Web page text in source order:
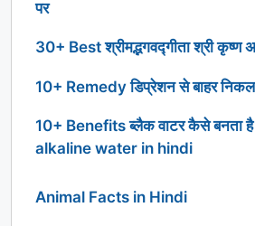
पर
30+ Best श्रीमद्भगवद्गीता श्री कृष्ण
10+ Remedy डिप्रेशन से बाहर
10+ Benefits ब्लैक वाटर कैसे बनता
alkaline water in hindi
Animal Facts in Hindi